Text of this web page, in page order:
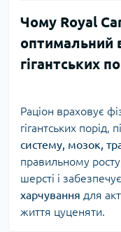
Чому Royal
оптимальний
гігантських
Раціон враховує
гігантських порід,
систему, мозок,
правильному
шерсті і забезпечує
харчування для
життя цуценяти.